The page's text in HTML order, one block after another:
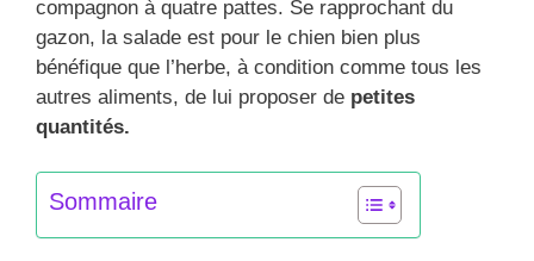
compagnon à quatre pattes. Se rapprochant du
gazon, la salade est pour le chien bien plus
bénéfique que l’herbe, à condition comme tous les
autres aliments, de lui proposer de petites
quantités.
Sommaire